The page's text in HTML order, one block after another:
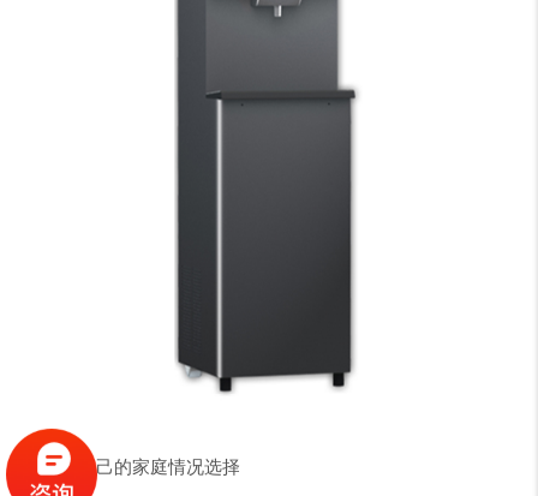
1、根据自己的家庭情况选择